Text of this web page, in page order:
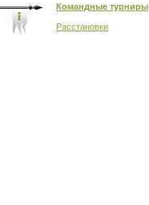
Командные турниры
Расстановки